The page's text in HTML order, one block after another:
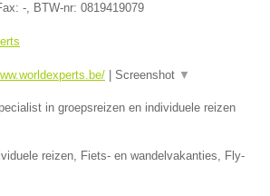
-, BTW-nr: 0819419079
Screenshot ▼
in groepsreizen en individuele reizen
reizen, Fiets- en wandelvakanties, Fly-